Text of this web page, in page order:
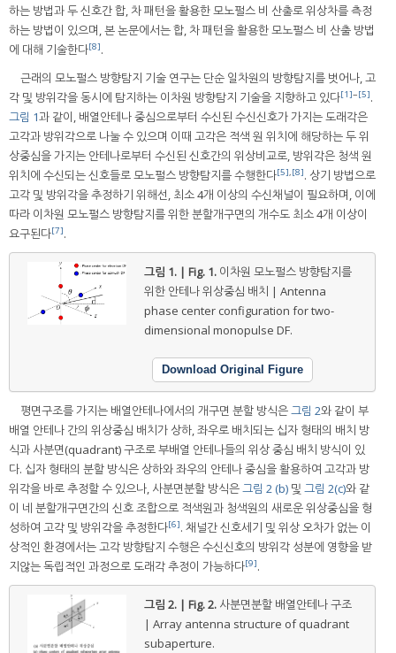
하는 방법과 두 신호간 합, 차 패턴을 활용한 모노펄스 비 산출로 위상차를 측정
하는 방법이 있으며, 본 논문에서는 합, 차 패턴을 활용한 모노펄스 비 산출 방법
에 대해 기술한다[8].
근래의 모노펄스 방향탐지 기술 연구는 단순 일차원의 방향탐지를 벗어나, 고
각 및 방위각을 동시에 탐지하는 이차원 방향탐지 기술을 지향하고 있다[1]~[5].
그림 1과 같이, 배열안테나 중심으로부터 수신된 수신신호가 가지는 도래각은
고각과 방위각으로 나눌 수 있으며 이때 고각은 적색 원 위치에 해당하는 두 위
상중심을 가지는 안테나로부터 수신된 신호간의 위상비교로, 방위각은 청색 원
위치에 수신되는 신호들로 모노펄스 방향탐지를 수행한다[5],[8]. 상기 방법으로
고각 및 방위각을 추정하기 위해선, 최소 4개 이상의 수신채널이 필요하며, 이에
따라 이차원 모노펄스 방향탐지를 위한 분할개구면의 개수도 최소 4개 이상이
요구된다[7].
그림 1. | Fig. 1. 이차원 모노펄스 방향탐지를
위한 안테나 위상중심 배치 | Antenna
phase center configuration for two-
dimensional monopulse DF.
Download Original Figure
평면구조를 가지는 배열안테나에서의 개구면 분할 방식은그림 2와 같이 부
배열 안테나 간의 위상중심 배치가 상하, 좌우로 배치되는 십자 형태의 배치 방
식과 사분면(quadrant) 구조로 부배열 안테나들의 위상 중심 배치 방식이 있
다. 십자 형태의 분할 방식은 상하와 좌우의 안테나 중심을 활용하여 고각과 방
위각을 바로 추정할 수 있으나, 사분면분할 방식은그림 2 (b) 및 그림 2(c)와 같
이 네 분할개구면간의 신호 조합으로 적색원과 청색원의 새로운 위상중심을 형
성하여 고각 및 방위각을 추정한다[6]. 채널간 신호세기 및 위상 오차가 없는 이
상적인 환경에서는 고각 방향탐지 수행은 수신신호의 방위각 성분에 영향을 받
지않는 독립적인 과정으로 도래각 추정이 가능하다[9].
그림 2. | Fig. 2. 사분면분할 배열안테나 구조
| Array antenna structure of quadrant
subaperture.